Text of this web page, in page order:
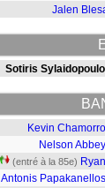
Jalen
Sotiris
Kevin Chamorro
Nelson Abbey
(entré à la 85e) Ryan
Antonis Papakanellos